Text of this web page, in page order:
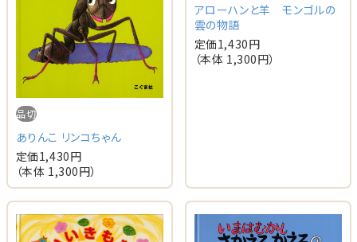
品切
ありんこ リンコちゃん
定価1,430円
（本体 1,300円）
アローハンと羊 モンゴルの
雲の物語
定価1,430円
（本体 1,300円）